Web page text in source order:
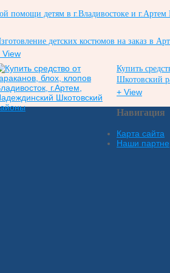
помощи детям в г.Владивостоке и г.Артем
детских костюмов на заказ в
View
Купить
Шкотовский
+ View
Навигация
Карта сайта
Наши